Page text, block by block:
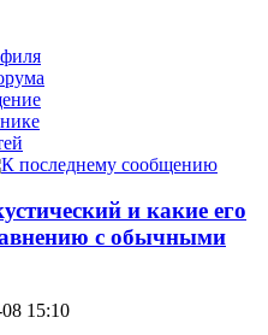
и какие его
с обычными
15:10